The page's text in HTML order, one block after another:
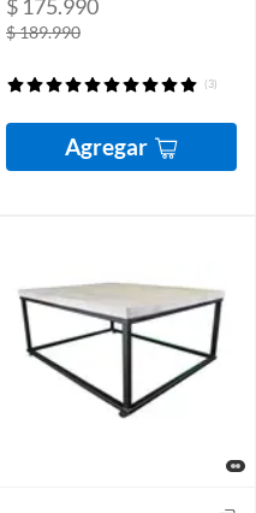
$ 175.990
$ 189.990
(3)
Agregar